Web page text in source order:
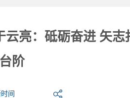
云亮：砥砺奋进 矢志
阶
间